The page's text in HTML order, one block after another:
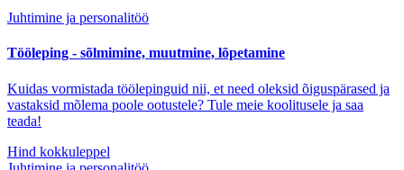
Juhtimine ja personalitöö
Tööleping - sõlmimine, muutmine, lõpetamine
Kuidas vormistada töölepinguid nii, et need oleksid õiguspärased ja
vastaksid mõlema poole ootustele? Tule meie koolitusele ja saa
teada!
Hind kokkuleppel